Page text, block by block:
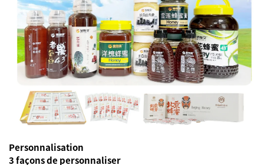
Personnalisation
3 façons de personnaliser